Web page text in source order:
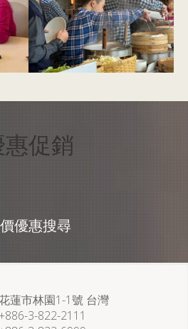
促銷
優惠搜尋
蓮市林園1-1號 台灣
3-822-2111